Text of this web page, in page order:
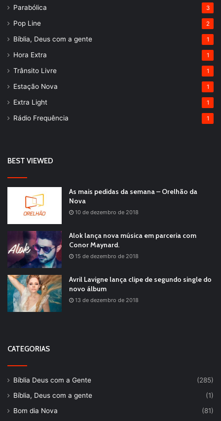
Parabólica 3
Pop Line 2
Bíblia, Deus com a gente 1
Hora Extra 1
Trânsito Livre 1
Estação Nova 1
Extra Light 1
Rádio Frequência 1
BEST VIEWED
As mais pedidas da semana – Orelhão da
Nova
10 de dezembro de 2018
Alok lança nova música em parceria com
Conor Maynard.
15 de dezembro de 2018
Avril Lavigne lança clipe de segundo single do
novo álbum
13 de dezembro de 2018
CATEGORIAS
Bíblia Deus com a Gente
(285)
Bíblia, Deus com a gente
(1)
Bom dia Nova
(81)